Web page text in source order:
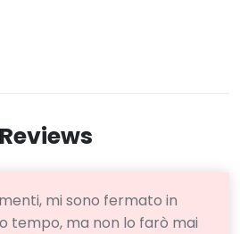
mi sono fermato in
tempo, ma non lo farò mai